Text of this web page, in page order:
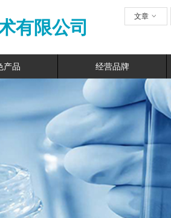
有限公司
文章 ꀁ
产品 经营品牌